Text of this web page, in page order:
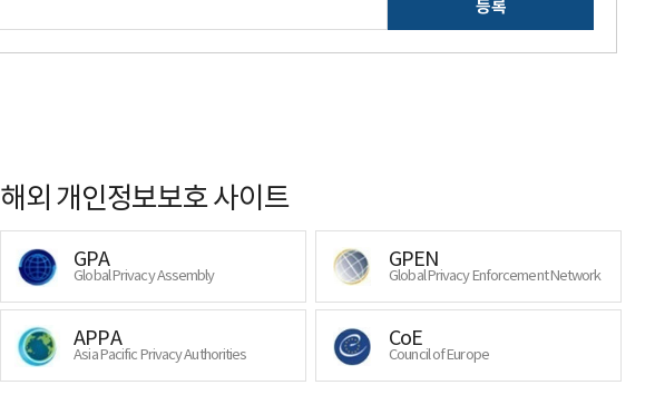
등록
해외 개인정보보호 사이트
GPA
Global Privacy Assembly
GPEN
Global Privacy Enforcement Network
APPA
Asia Pacific Privacy Authorities
CoE
Council of Europe